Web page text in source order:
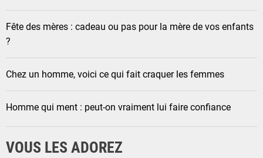
Fête des mères : cadeau ou pas pour la mère de vos enfants
?
Chez un homme, voici ce qui fait craquer les femmes
Homme qui ment : peut-on vraiment lui faire confiance
VOUS LES ADOREZ